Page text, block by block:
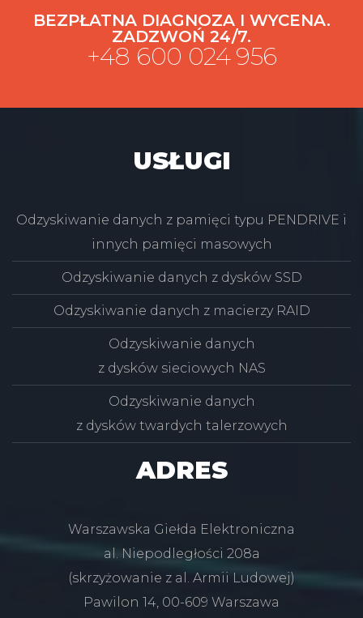
BEZPŁATNA DIAGNOZA I WYCENA.
ZADZWOŃ 24/7.
+48 600 024 956
USŁUGI
Odzyskiwanie danych z pamięci typu PENDRIVE i
innych pamięci masowych
Odzyskiwanie danych z dysków SSD
Odzyskiwanie danych z macierzy RAID
Odzyskiwanie danych
z dysków sieciowych NAS
Odzyskiwanie danych
z dysków twardych talerzowych
ADRES
Warszawska Giełda Elektroniczna
al. Niepodległości 208a
(skrzyżowanie z al. Armii Ludowej)
Pawilon 14, 00-609 Warszawa